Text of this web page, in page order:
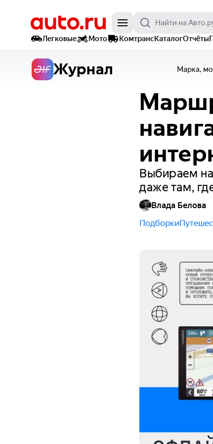
Легковые Мото КомтрансКаталогОтчёты
Журнал Марка,
Выбираем
даже там,
Влада Белова
Подборки